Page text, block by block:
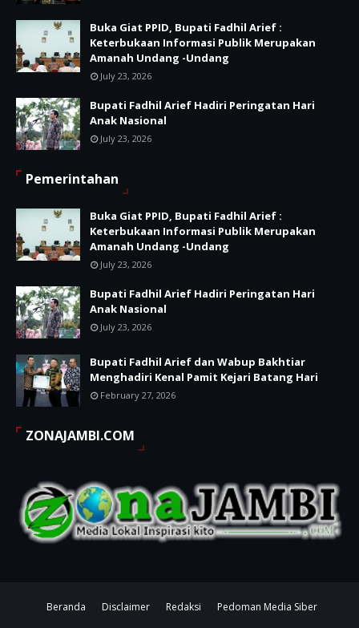
Buka Giat PPID, Bupati Fadhil Arief :
Keterbukaan Informasi Publik Merupakan
Amanah Undang -Undang
July 23, 2026
Bupati Fadhil Arief Hadiri Peringatan Hari
Anak Nasional
July 23, 2026
Pemerintahan
Buka Giat PPID, Bupati Fadhil Arief :
Keterbukaan Informasi Publik Merupakan
Amanah Undang -Undang
July 23, 2026
Bupati Fadhil Arief Hadiri Peringatan Hari
Anak Nasional
July 23, 2026
Bupati Fadhil Arief dan Wabup Bakhtiar
Menghadiri Kenal Pamit Kejari Batang Hari
February 27, 2026
ZONAJAMBI.COM
Beranda Disclaimer Redaksi
Pedoman Media Siber